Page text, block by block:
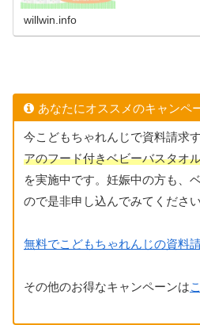
willwin.info
あなたにオススメのキャンペ
今こどもちゃれんじで資料請求す
アのフード付きベビーバスタオ
を実施中です。妊娠中の方も、
ので是非申し込んでみてください
無料でこどもちゃれんじの資料
その他のお得なキャンペーンは